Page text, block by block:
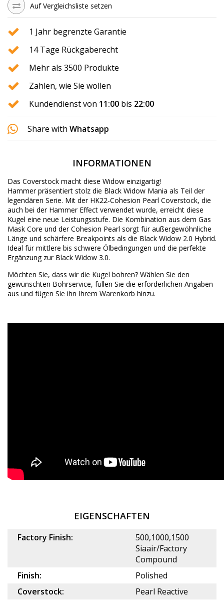
Auf Vergleichsliste setzen
1 Jahr begrenzte Garantie
14 Tage Rückgaberecht
Mehr als 3500 Produkte
Zahlen, wie Sie wollen
Kundendienst von 11:00 bis 22:00
Share with Whatsapp
INFORMATIONEN
Das Coverstock macht diese Widow einzigartig!
Hammer präsentiert stolz die Black Widow Mania als Teil der
legendären Serie. Mit der HK22-Cohesion Pearl Coverstock, die
auch bei der Hammer Effect verwendet wurde, erreicht diese
Kugel eine neue Leistungsstufe. Die Kombination aus dem Gas
Mask Core und der Cohesion Pearl sorgt für außergewöhnliche
Länge und schärfere Breakpoints als die Black Widow 2.0 Hybrid.
Ideal für mittlere bis schwere Ölbedingungen und die perfekte
Ergänzung zur Black Widow 3.0.
Möchten Sie, dass wir die Kugel bohren? Wählen Sie den
gewünschten Bohrservice, füllen Sie die erforderlichen Angaben
aus und fügen Sie ihn Ihrem Warenkorb hinzu.
EIGENSCHAFTEN
Factory Finish:
500,1000,1500
Siaair/Factory
Compound
Finish:
Polished
Coverstock:
Pearl Reactive